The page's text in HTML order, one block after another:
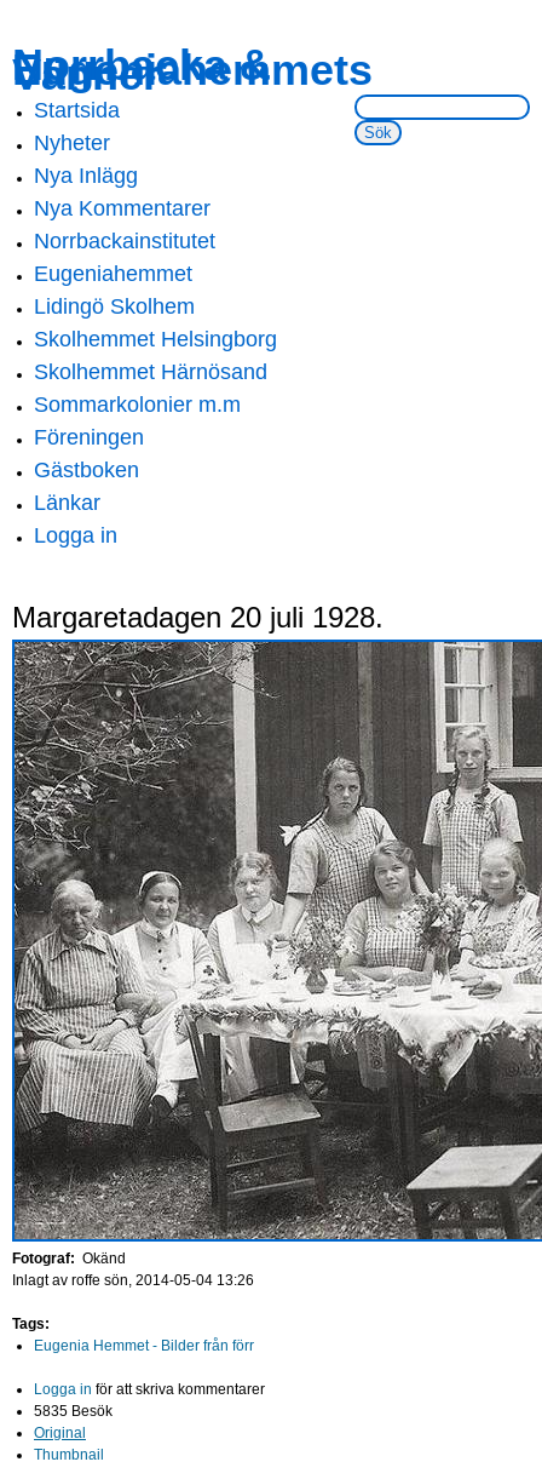
main
content
navigation
Norrbacka &
Eugeniahemmets
Vänner
Sök på webbsidan:
Main menu
Startsida
Nyheter
Nya Inlägg
Nya Kommentarer
Norrbackainstitutet
Eugeniahemmet
Lidingö Skolhem
Skolhemmet Helsingborg
Skolhemmet Härnösand
Sommarkolonier m.m
Föreningen
Gästboken
Länkar
Logga in
Margaretadagen 20 juli 1928.
Fotograf: Okänd
Inlagt av roffe sön, 2014-05-04 13:26
Tags:
Eugenia Hemmet - Bilder från förr
Logga in för att skriva kommentarer
5835 Besök
Original
Thumbnail